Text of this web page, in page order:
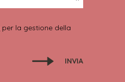
per la gestione della
INVIA